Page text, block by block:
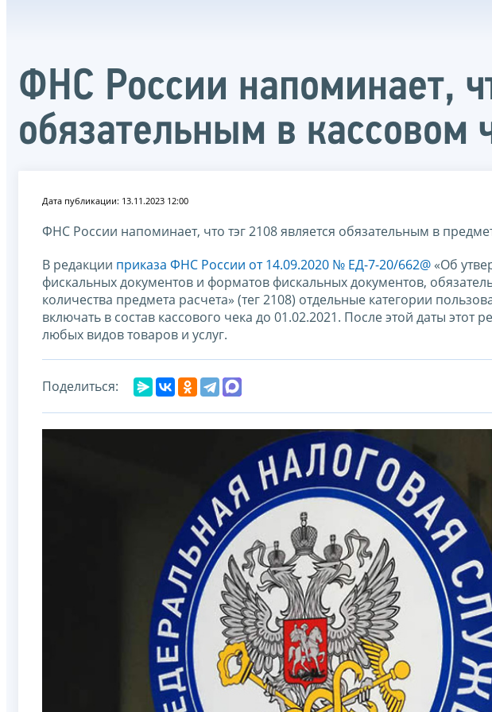
ФНС России напоминает,
обязательным в кассовом
Дата публикации: 13.11.2023 12:00
ФНС России напоминает, что тэг 2108 является обязательным в
В редакции приказа ФНС России от 14.09.2020 № ЕД-7-20/662@ «Об
фискальных документов и форматов фискальных документов,
количества предмета расчета» (тег 2108) отдельные категории
включать в состав кассового чека до 01.02.2021. После этой даты
любых видов товаров и услуг.
Поделиться: